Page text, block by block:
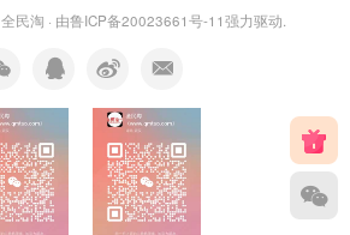
全民淘 · 由鲁ICP备20023661号-11强力驱动.